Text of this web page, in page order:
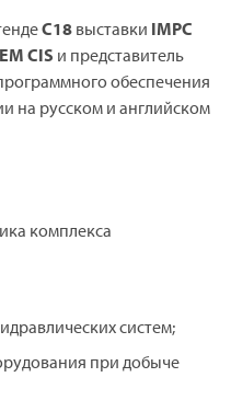
С18 выставки IMPC
CIS и представитель
обеспечения
на русском и английском
комплекса
систем;
при добыче